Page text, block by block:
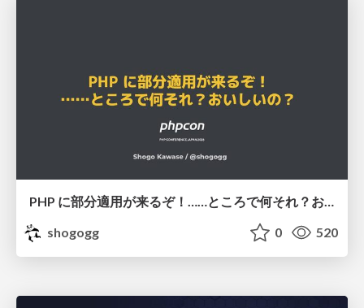
PHP に部分適用が来るぞ！……ところで何それ？おいしいの？ #phpcon / phpcon-2026
shogogg
0 520